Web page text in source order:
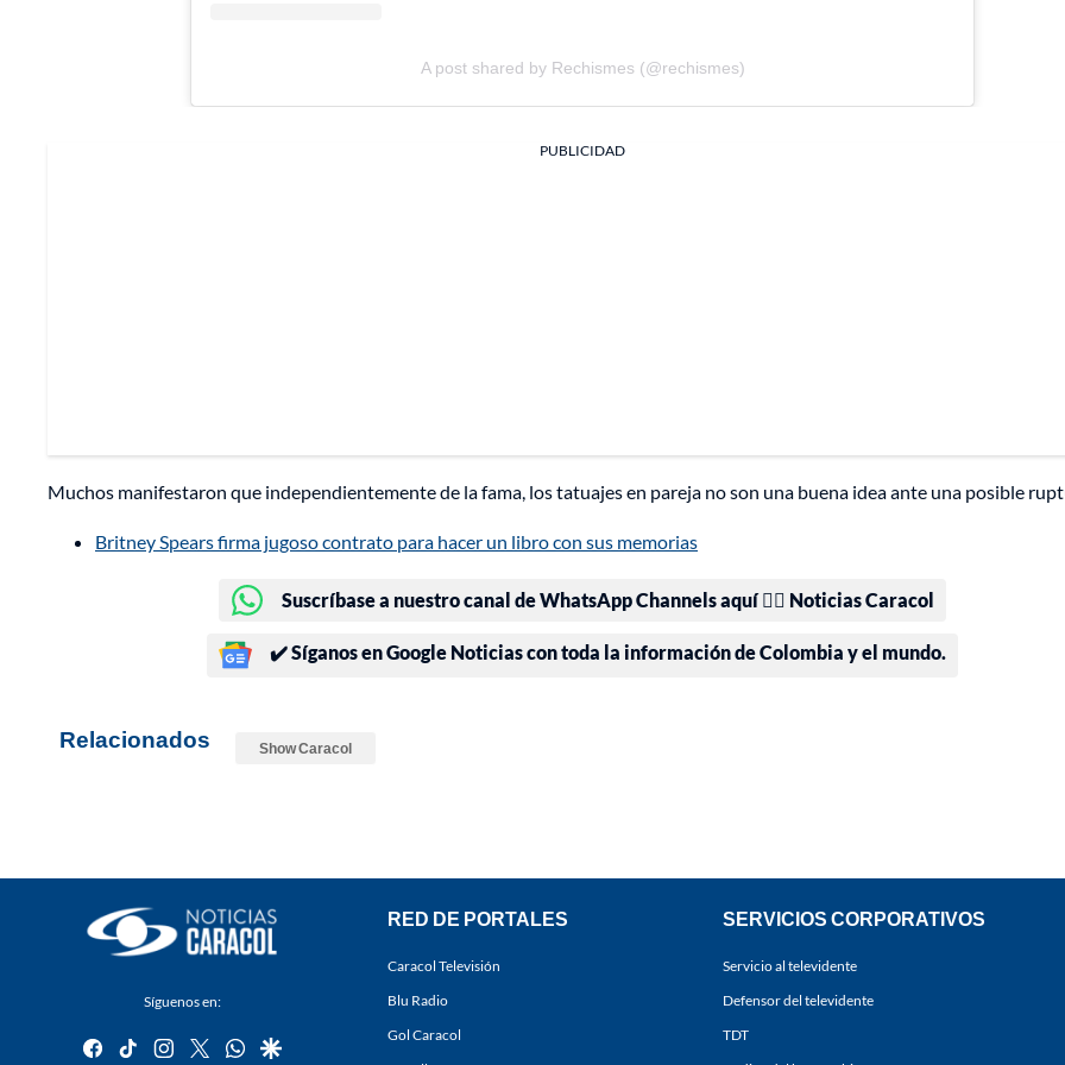
A post shared by Rechismes (@rechismes)
PUBLICIDAD
Muchos manifestaron que independientemente de la fama, los tatuajes en pareja no son una buena idea ante una posible
Britney Spears firma jugoso contrato para hacer un libro con sus memorias
Suscríbase a nuestro canal de WhatsApp Channels aquí 👉🏻 Noticias Caracol
✔️ Síganos en Google Noticias con toda la información de Colombia y el mundo.
Relacionados Show Caracol
Síguenos en:
facebook
tiktok instagram
twitterwhatsapp
google
RED DE PORTALES
Caracol Televisión
Blu Radio
Gol Caracol
SERVICIOS CORPORATIVOS
Servicio al televidente
Defensor del televidente
TDT